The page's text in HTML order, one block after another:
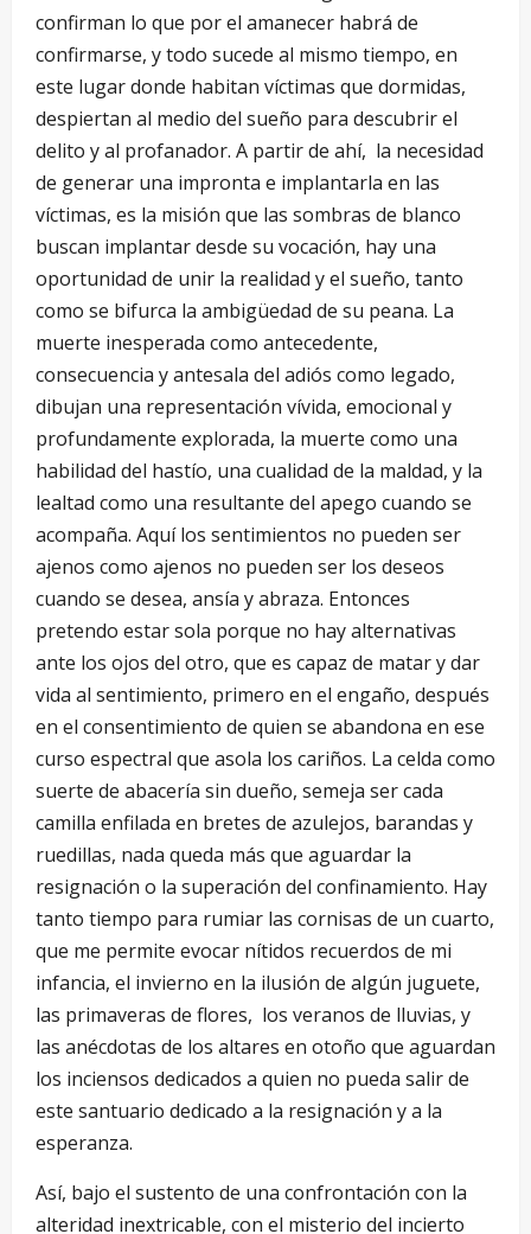
confirman lo que por el amanecer habrá de
confirmarse, y todo sucede al mismo tiempo, en
este lugar donde habitan víctimas que dormidas,
despiertan al medio del sueño para descubrir el
delito y al profanador. A partir de ahí, la necesidad
de generar una impronta e implantarla en las
víctimas, es la misión que las sombras de blanco
buscan implantar desde su vocación, hay una
oportunidad de unir la realidad y el sueño, tanto
como se bifurca la ambigüedad de su peana. La
muerte inesperada como antecedente,
consecuencia y antesala del adiós como legado,
dibujan una representación vívida, emocional y
profundamente explorada, la muerte como una
habilidad del hastío, una cualidad de la maldad, y la
lealtad como una resultante del apego cuando se
acompaña. Aquí los sentimientos no pueden ser
ajenos como ajenos no pueden ser los deseos
cuando se desea, ansía y abraza. Entonces
pretendo estar sola porque no hay alternativas
ante los ojos del otro, que es capaz de matar y dar
vida al sentimiento, primero en el engaño, después
en el consentimiento de quien se abandona en ese
curso espectral que asola los cariños. La celda como
suerte de abacería sin dueño, semeja ser cada
camilla enfilada en bretes de azulejos, barandas y
ruedillas, nada queda más que aguardar la
resignación o la superación del confinamiento. Hay
tanto tiempo para rumiar las cornisas de un cuarto,
que me permite evocar nítidos recuerdos de mi
infancia, el invierno en la ilusión de algún juguete,
las primaveras de flores, los veranos de lluvias, y
las anécdotas de los altares en otoño que aguardan
los inciensos dedicados a quien no pueda salir de
este santuario dedicado a la resignación y a la
esperanza.
Así, bajo el sustento de una confrontación con la
alteridad inextricable, con el misterio del incierto